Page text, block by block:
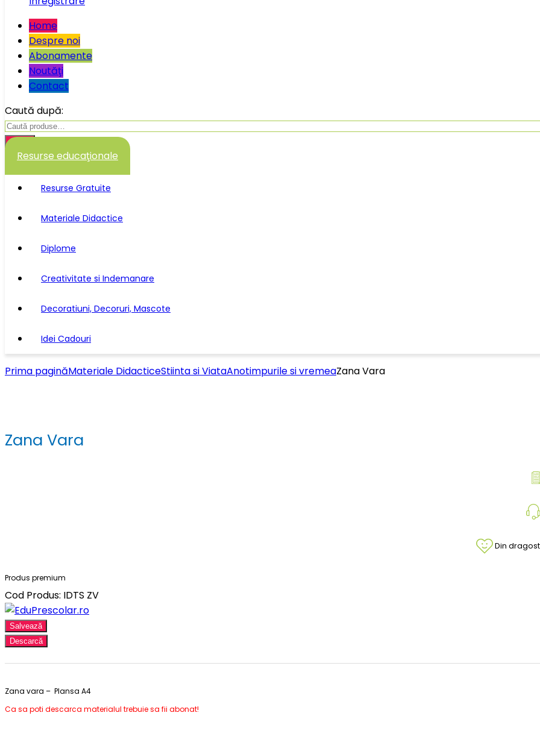
Home
Despre noi
Abonamente
Noutăţi
Contact
Caută după:
Caută
Resurse educaţionale
Resurse Gratuite
Materiale Didactice
Diplome
Creativitate si Indemanare
Decoratiuni, Decoruri, Mascote
Idei Cadouri
Prima paginăMateriale DidacticeStiinta si ViataAnotimpurile si vremeaZana Vara
Zana Vara
Din
Produs premium
Cod Produs: IDTS ZV
Salvează
Descarcă
Zana vara – Plansa A4
Ca sa poti descarca materialul trebuie sa fii abonat!